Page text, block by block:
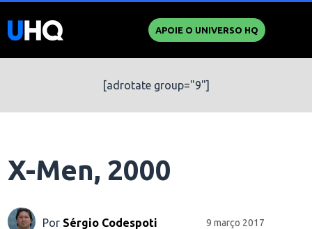
APOIE O UNIVERSO HQ
[adrotate group="9"]
X-Men, 2000
Por Sérgio Codespoti 9 março 2017